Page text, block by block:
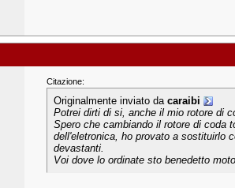
Citazione:
Originalmente inviato da caraibi
Potrei dirti di si, anche il mio rotore di
Spero che cambiando il rotore di coda
dell'eletronica, ho provato a sostituirlo
devastanti.
Voi dove lo ordinate sto benedetto